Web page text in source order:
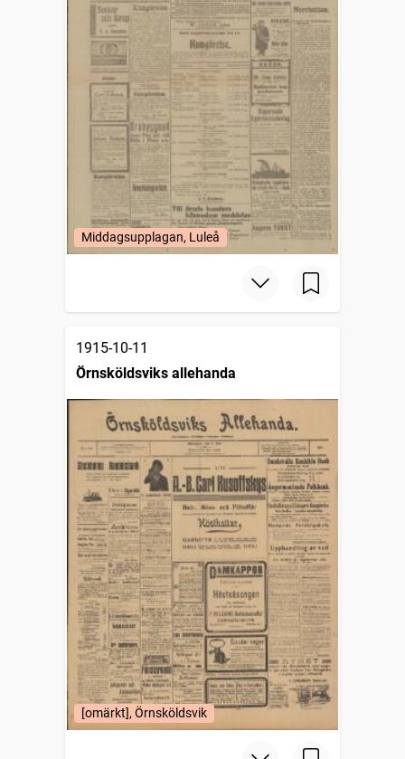
Middagsupplagan, Luleå
1915-10-11
Örnsköldsviks allehanda
[omärkt], Örnsköldsvik